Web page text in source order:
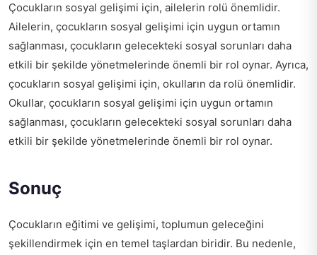
Çocukların sosyal gelişimi için, ailelerin rolü önemlidir.
Ailelerin, çocukların sosyal gelişimi için uygun ortamın
sağlanması, çocukların gelecekteki sosyal sorunları daha
etkili bir şekilde yönetmelerinde önemli bir rol oynar. Ayrıca,
çocukların sosyal gelişimi için, okulların da rolü önemlidir.
Okullar, çocukların sosyal gelişimi için uygun ortamın
sağlanması, çocukların gelecekteki sosyal sorunları daha
etkili bir şekilde yönetmelerinde önemli bir rol oynar.
Sonuç
Çocukların eğitimi ve gelişimi, toplumun geleceğini
şekillendirmek için en temel taşlardan biridir. Bu nedenle,